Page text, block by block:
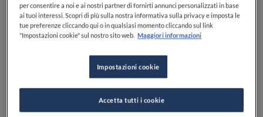
Difficoltà
per consentire a noi e ai nostri partner di fornirti annunci personalizzati in base
ai tuoi interessi. Scopri di più sulla nostra informativa sulla privacy e imposta le
tue preferenze cliccando qui o in qualsiasi momento cliccando sul link
"Impostazioni cookie" sul nostro sito web. Maggiori informazioni
Impostazioni cookie
Accetta tutti i cookie